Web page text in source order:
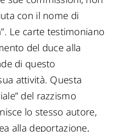
con il nome di
Le carte testimoniano
del duce alla
di questo
attività. Questa
del razzismo
lo stesso autore,
alla deportazione,